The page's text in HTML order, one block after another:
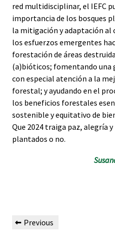
red multidisciplinar, el IEFC
importancia de los bosques
la mitigación y adaptación al
los esfuerzos emergentes
forestación de áreas
(a)bióticos; fomentando
con especial atención a la
forestal; y ayudando en el
los beneficios forestales
sostenible y equitativo de
Que 2024 traiga paz, alegría
plantados o no.
Previous